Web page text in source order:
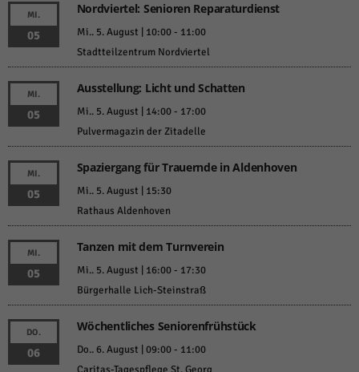
MI.
05
Nordviertel: Senioren Reparaturdienst
Mi.. 5. August | 10:00- 11:00
Stadtteilzentrum Nordviertel
MI.
05
Ausstellung: Licht und Schatten
Mi.. 5. August | 14:00- 17:00
Pulvermagazin der Zitadelle
MI.
05
Spaziergang für Trauernde in Aldenhoven
Mi.. 5. August | 15:30
Rathaus Aldenhoven
MI.
05
Tanzen mit dem Turnverein
Mi.. 5. August | 16:00- 17:30
Bürgerhalle Lich-Steinstraß
DO.
06
Wöchentliches Seniorenfrühstück
Do.. 6. August | 09:00- 11:00